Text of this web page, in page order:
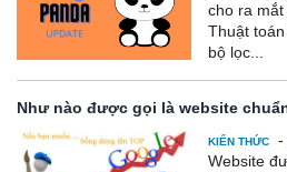
cho ra
Thuật
bộ lọc...
Như nào được gọi là website
KIẾN THỨC -
Website